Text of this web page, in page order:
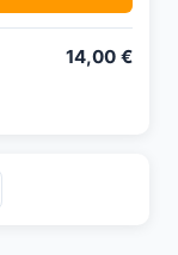
14,00 €